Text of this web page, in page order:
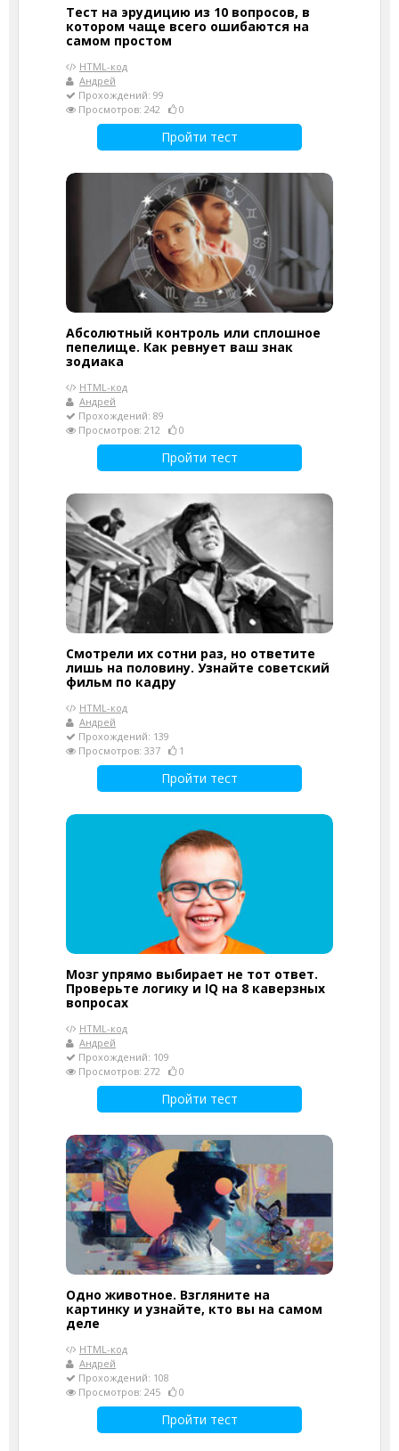
Тест на эрудицию из 10 вопросов, в
котором чаще всего ошибаются на
самом простом
HTML-код
Андрей
Прохождений: 99
Просмотров: 242
0
Пройти тест
Абсолютный контроль или сплошное
пепелище. Как ревнует ваш знак
зодиака
HTML-код
Андрей
Прохождений: 89
Просмотров: 212
0
Пройти тест
Смотрели их сотни раз, но ответите
лишь на половину. Узнайте советский
фильм по кадру
HTML-код
Андрей
Прохождений: 139
Просмотров: 337
1
Пройти тест
Мозг упрямо выбирает не тот ответ.
Проверьте логику и IQ на 8 каверзных
вопросах
HTML-код
Андрей
Прохождений: 109
Просмотров: 272
0
Пройти тест
Одно животное. Взгляните на
картинку и узнайте, кто вы на самом
деле
HTML-код
Андрей
Прохождений: 108
Просмотров: 245
0
Пройти тест